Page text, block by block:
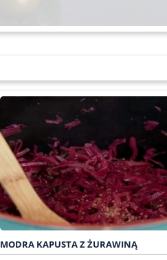
MODRA KAPUSTA Z ŻURAWINĄ